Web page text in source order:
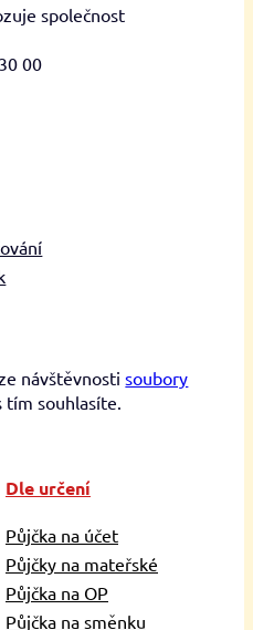
společnost
00
návštěvnostisoubory
tím souhlasíte.
Dle určení
Půjčka na účet
Půjčky na mateřské
Půjčka na OP
Půjčka na směnku